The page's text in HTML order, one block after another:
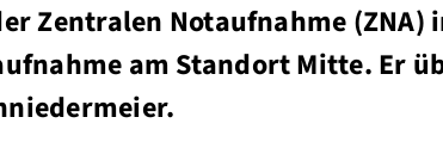
Zentralen Notaufnahme
am Standort Mitte. Er